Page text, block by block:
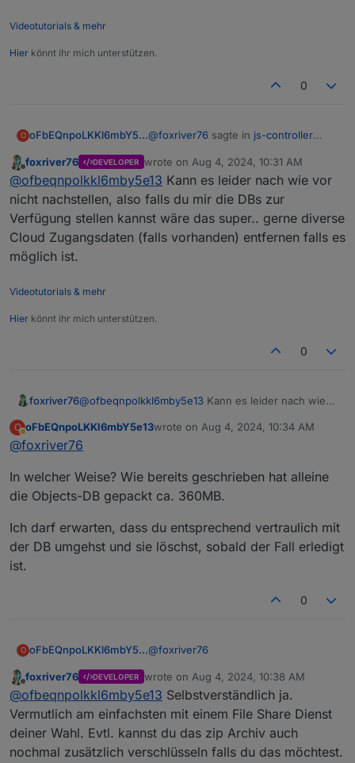
Aber lass gut sein, ich hab die Werte in der History
Videotutorials & mehr
Hier könnt ihr mich unterstützen.
0
O oFbEQnpoLKKl6mbY5e13@foxriver76 sagte in js-controller
... könntest du mir evtl. dein DB
File schicken...
Ich wäre dazu bereit. Objects-DB ca.
400MB, States-DB ca. 15MB.
Offline
foxriver76 DEVELOPER wrote on Aug 4, 2024, 10:31 AM
last edited by
@ofbeqnpolkkl6mby5e13 Kann es leider nach wie vor
nicht nachstellen, also falls du mir die DBs zur
Verfügung stellen kannst wäre das super.. gerne diverse
Cloud Zugangsdaten (falls vorhanden) entfernen falls es
möglich ist.
Videotutorials & mehr
Hier könnt ihr mich unterstützen.
0
foxriver76@ofbeqnpolkkl6mby5e13 Kann es leider nach wie
Verfügung stellen kannst wäre das super.. gerne
diverse Cloud Zugangsdaten (falls vorhanden)
O
Away
oFbEQnpoLKKl6mbY5e13wrote on Aug 4, 2024, 10:34 AM
last edited by
@foxriver76
In welcher Weise? Wie bereits geschrieben hat alleine
die Objects-DB gepackt ca. 360MB.
Ich darf erwarten, dass du entsprechend vertraulich mit
der DB umgehst und sie löschst, sobald der Fall erledigt
ist.
0
O oFbEQnpoLKKl6mbY5e13@foxriver76
In welcher Weise? Wie bereits
geschrieben hat alleine die Objects-
DB gepackt ca. 360MB.
Ich darf erwarten, dass du
entsprechend vertraulich mit der DB
umgehst und sie löschst, sobald der
Fall erledigt ist.
Offline
foxriver76 DEVELOPER wrote on Aug 4, 2024, 10:38 AM
last edited by
@ofbeqnpolkkl6mby5e13 Selbstverständlich ja.
Vermutlich am einfachsten mit einem File Share Dienst
deiner Wahl. Evtl. kannst du das zip Archiv auch
nochmal zusätzlich verschlüsseln falls du das möchtest.